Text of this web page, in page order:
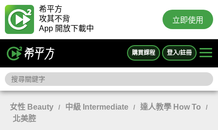
希平方
攻其不背
App 開放下載中
立即使用
購買課程 登入/註冊
女性 Beauty / 中級 Intermediate / 達人教學 How To /
北美腔